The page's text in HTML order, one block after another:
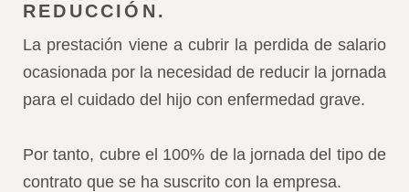
REDUCCIÓN.
La prestación viene a cubrir la perdida de salario
ocasionada por la necesidad de reducir la jornada
para el cuidado del hijo con enfermedad grave.
Por tanto, cubre el 100% de la jornada del tipo de
contrato que se ha suscrito con la empresa.